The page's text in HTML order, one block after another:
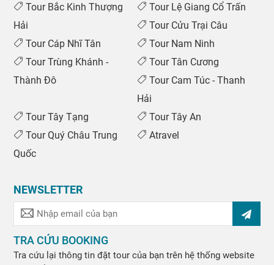
Tour Bắc Kinh Thượng
Hải
Tour Lệ Giang Cổ Trấn
Tour Cửu Trại Câu
Tour Cáp Nhĩ Tân
Tour Nam Ninh
Tour Trùng Khánh -
Thành Đô
Tour Tân Cương
Tour Cam Túc - Thanh
Hải
Tour Tây Tạng
Tour Tây An
Tour Quý Châu Trung
Quốc
Atravel
NEWSLETTER
TRA CỨU BOOKING
Tra cứu lại thông tin đặt tour của bạn trên hệ thống website